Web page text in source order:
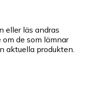
eller läs andras
de som lämnar
aktuella produkten.